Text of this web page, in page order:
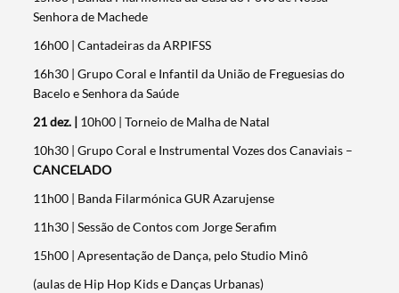
Senhora de Machede
16h00 | Cantadeiras da ARPIFSS
16h30 | Grupo Coral e Infantil da União de Freguesias do
Bacelo e Senhora da Saúde
21 dez. | 10h00 | Torneio de Malha de Natal
10h30 | Grupo Coral e Instrumental Vozes dos Canaviais –
CANCELADO
11h00 | Banda Filarmónica GUR Azarujense
11h30 | Sessão de Contos com Jorge Serafim
15h00 | Apresentação de Dança, pelo Studio Minô
(aulas de Hip Hop Kids e Danças Urbanas)